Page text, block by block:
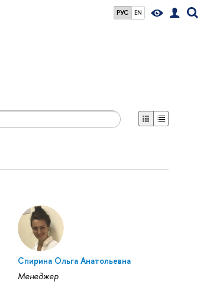
РУС EN
Спирина Ольга Анатольевна
Менеджер